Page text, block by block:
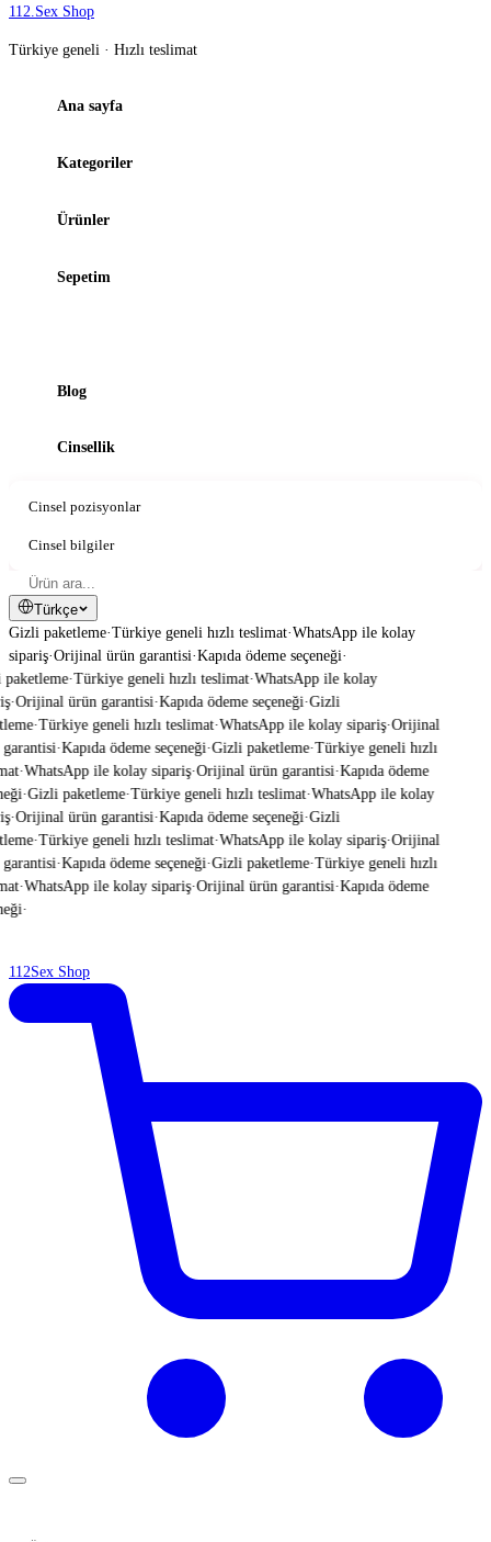
112.Sex Shop
Türkiye geneli · Hızlı teslimat
Ana sayfa
Kategoriler
Ürünler
Sepetim
Blog
Cinsellik
Cinsel pozisyonlar
Cinsel bilgiler
Türkçe
Gizli paketleme·Türkiye geneli hızlı teslimat·WhatsApp ile kolay
sipariş·Orijinal ürün garantisi·Kapıda ödeme seçeneği·
·Türkiye geneli hızlı teslimat·WhatsApp ile kolay
·Orijinal ürün garantisi·Kapıda ödeme seçeneği·Gizli
·Türkiye geneli hızlı teslimat·WhatsApp ile kolay sipariş·Orijinal
·Kapıda ödeme seçeneği·Gizli paketleme·Türkiye geneli hızlı
·WhatsApp ile kolay sipariş·Orijinal ürün garantisi·Kapıda ödeme
·Gizli paketleme·Türkiye geneli hızlı teslimat·WhatsApp ile kolay
·Orijinal ürün garantisi·Kapıda ödeme seçeneği·Gizli
·Türkiye geneli hızlı teslimat·WhatsApp ile kolay sipariş·Orijinal
·Kapıda ödeme seçeneği·Gizli paketleme·Türkiye geneli hızlı
·WhatsApp ile kolay sipariş·Orijinal ürün garantisi·Kapıda ödeme
·
112Sex Shop